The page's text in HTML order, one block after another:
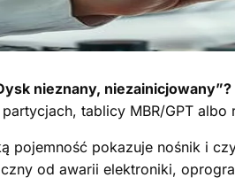
nieznany, niezainicjowany”?
tablicy MBR/GPT albo
pojemność pokazuje nośnik i
od awarii elektroniki,